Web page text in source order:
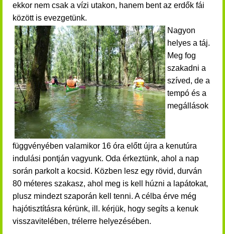
ekkor nem csak a vízi utakon, hanem bent az erdők fái
között is evezgetünk.
Nagyon
helyes a táj.
Meg fog
szakadni a
szíved, de a
tempó és a
megállások
függvényében valamikor 16 óra előtt újra a kenutúra
indulási pontján vagyunk. Oda érkeztünk, ahol a nap
során parkolt a kocsid. Közben lesz egy rövid, durván
80 méteres szakasz, ahol meg is kell húzni a lapátokat,
plusz mindezt szaporán kell tenni. A célba érve még
hajótisztításra kérünk, ill. kérjük, hogy segíts a kenuk
visszavitelében, trélerre helyezésében.